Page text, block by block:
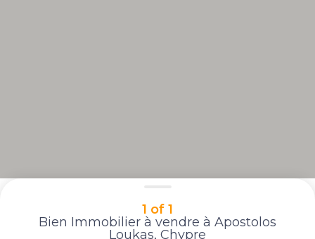
1 of 1
Bien Immobilier à vendre à Apostolos
Loukas, Chypre